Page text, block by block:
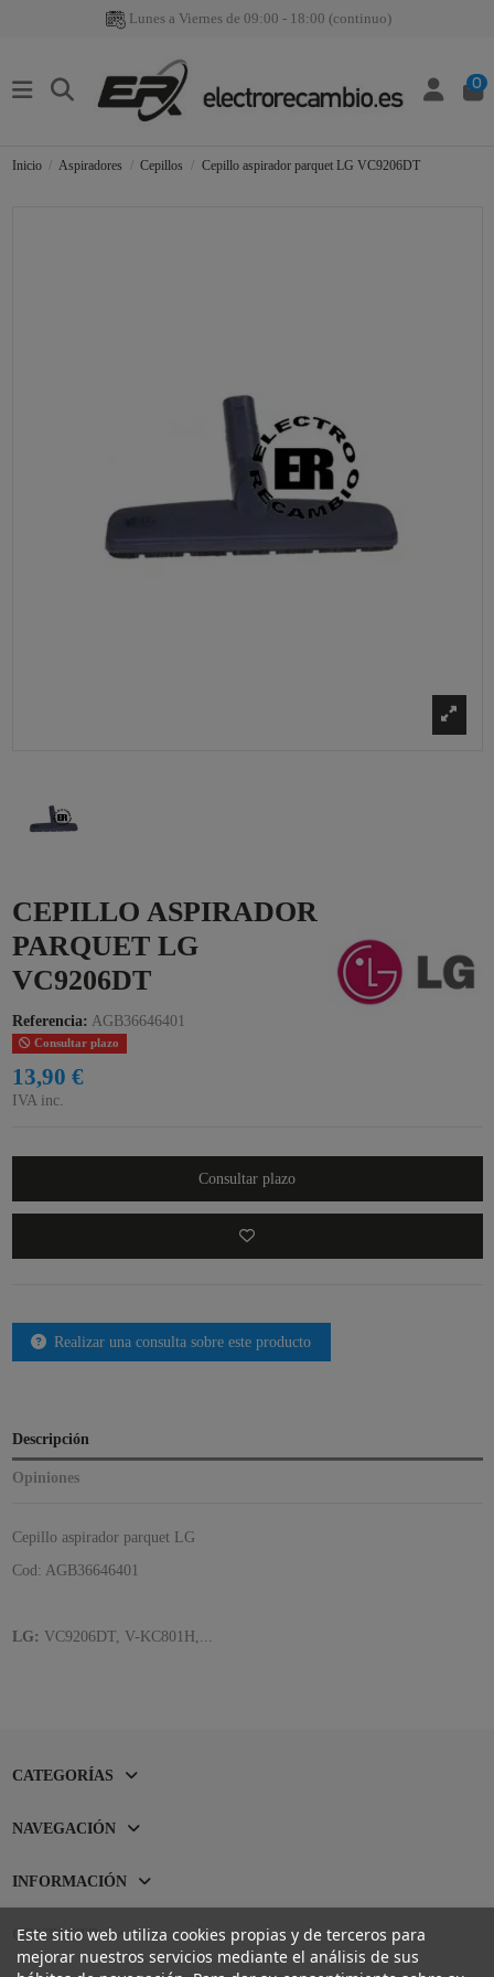
Lunes a Viernes de 09:00 - 18:00 (continuo)
0
Inicio Aspiradores Cepillos Cepillo aspirador parquet LG VC9206DT
CEPILLO ASPIRADOR
PARQUET LG
VC9206DT
Referencia: AGB36646401
Consultar plazo
13,90 €
IVA inc.
Consultar plazo
Realizar una consulta sobre este producto
Descripción
Opiniones
Cepillo aspirador parquet LG
Cod: AGB36646401
LG: VC9206DT, V-KC801H,...
CATEGORÍAS
NAVEGACIÓN
INFORMACIÓN
CONTACTO
Este sitio web utiliza cookies propias y de terceros para
mejorar nuestros servicios mediante el análisis de sus